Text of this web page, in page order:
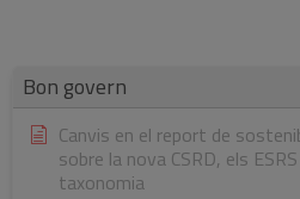
Bon govern
Canvis en el report de
sobre la nova CSRD, els
taxonomia